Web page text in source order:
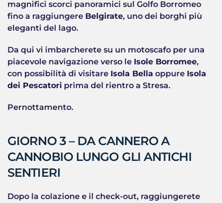
magnifici scorci panoramici sul Golfo Borromeo
fino a raggiungere Belgirate, uno dei borghi più
eleganti del lago.
Da qui vi imbarcherete su un motoscafo per una
piacevole navigazione verso le Isole Borromee,
con possibilità di visitare Isola Bella oppure Isola
dei Pescatori prima del rientro a Stresa.
Pernottamento.
GIORNO 3 – DA CANNERO A
CANNOBIO LUNGO GLI ANTICHI
SENTIERI
Dopo la colazione e il check-out, raggiungerete